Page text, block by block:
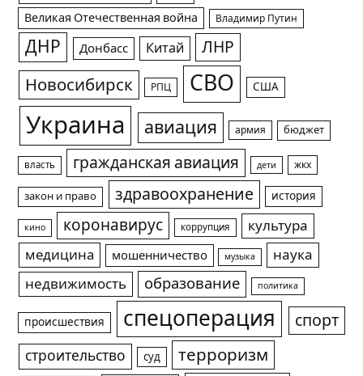
Великая Отечественная война Владимир Путин
ДНР Донбасс Китай ЛНР
Новосибирск РПЦ СВО США
Украина авиация армия бюджет
власть гражданская авиация дети жкх
закон и право здравоохранение история
кино коронавирус коррупция
культура
медицина
мошенничество музыка
наука
недвижимость
образование политика
происшествия спецоперация спорт
строительство суд терроризм